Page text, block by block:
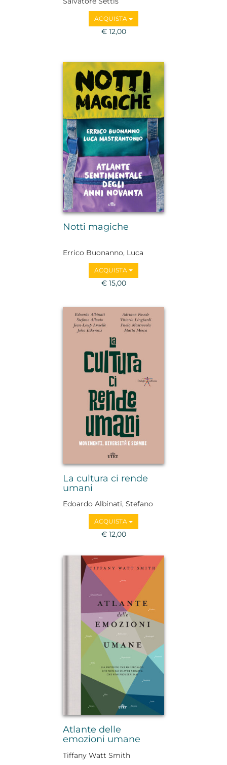
ACQUISTA
€ 12,00
Notti magiche
Errico Buonanno, Luca
Mastrantonio
ACQUISTA
€ 15,00
La cultura ci rende
umani
Edoardo Albinati, Stefano
Allovio, Jean-Loup Amselle,
John Eskenazi, Adriano
Favole, Vittorio Lingiardi,
Mosca
ACQUISTA
€ 12,00
Atlante delle
emozioni umane
Tiffany Watt Smith